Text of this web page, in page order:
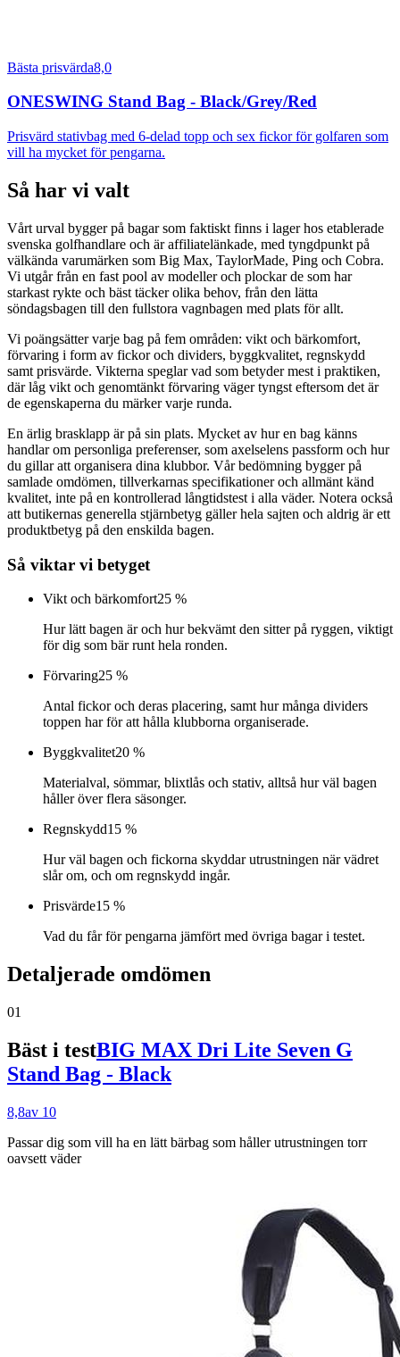
Bästa prisvärda8,0
ONESWING Stand Bag - Black/Grey/Red
Prisvärd stativbag med 6-delad topp och sex fickor för golfaren som
vill ha mycket för pengarna.
Så har vi valt
Vårt urval bygger på bagar som faktiskt finns i lager hos etablerade
svenska golfhandlare och är affiliatelänkade, med tyngdpunkt på
välkända varumärken som Big Max, TaylorMade, Ping och Cobra.
Vi utgår från en fast pool av modeller och plockar de som har
starkast rykte och bäst täcker olika behov, från den lätta
söndagsbagen till den fullstora vagnbagen med plats för allt.
Vi poängsätter varje bag på fem områden: vikt och bärkomfort,
förvaring i form av fickor och dividers, byggkvalitet, regnskydd
samt prisvärde. Vikterna speglar vad som betyder mest i praktiken,
där låg vikt och genomtänkt förvaring väger tyngst eftersom det är
de egenskaperna du märker varje runda.
En ärlig brasklapp är på sin plats. Mycket av hur en bag känns
handlar om personliga preferenser, som axelselens passform och hur
du gillar att organisera dina klubbor. Vår bedömning bygger på
samlade omdömen, tillverkarnas specifikationer och allmänt känd
kvalitet, inte på en kontrollerad långtidstest i alla väder. Notera också
att butikernas generella stjärnbetyg gäller hela sajten och aldrig är ett
produktbetyg på den enskilda bagen.
Så viktar vi betyget
Vikt och bärkomfort25 %
Hur lätt bagen är och hur bekvämt den sitter på ryggen, viktigt
för dig som bär runt hela ronden.
Förvaring25 %
Antal fickor och deras placering, samt hur många dividers
toppen har för att hålla klubborna organiserade.
Byggkvalitet20 %
Materialval, sömmar, blixtlås och stativ, alltså hur väl bagen
håller över flera säsonger.
Regnskydd15 %
Hur väl bagen och fickorna skyddar utrustningen när vädret
slår om, och om regnskydd ingår.
Prisvärde15 %
Vad du får för pengarna jämfört med övriga bagar i testet.
Detaljerade omdömen
01
Bäst i testBIG MAX Dri Lite Seven G
Stand Bag - Black
8,8av 10
Passar dig som vill ha en lätt bärbag som håller utrustningen torr
oavsett väder